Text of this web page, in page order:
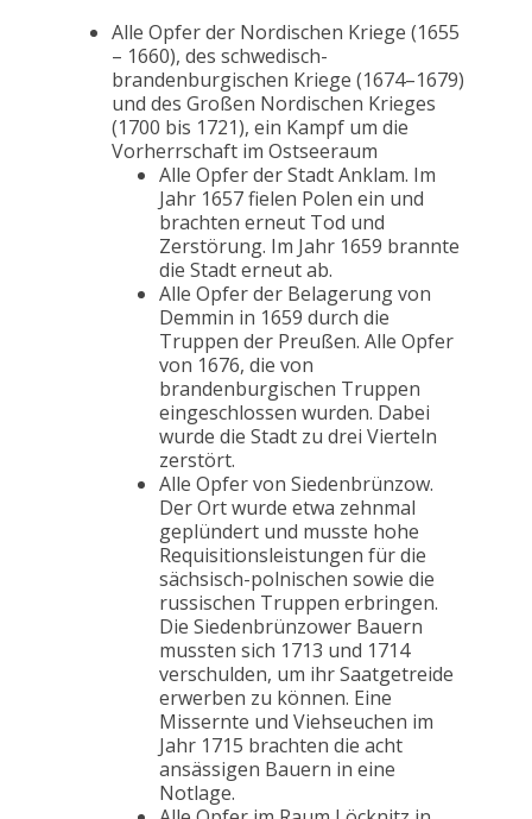
Alle Opfer der Nordischen Kriege (1655
– 1660), des schwedisch-
brandenburgischen Kriege (1674–1679)
und des Großen Nordischen Krieges
(1700 bis 1721), ein Kampf um die
Vorherrschaft im Ostseeraum
Alle Opfer der Stadt Anklam. Im
Jahr 1657 fielen Polen ein und
brachten erneut Tod und
Zerstörung. Im Jahr 1659 brannte
die Stadt erneut ab.
Alle Opfer der Belagerung von
Demmin in 1659 durch die
Truppen der Preußen. Alle Opfer
von 1676, die von
brandenburgischen Truppen
eingeschlossen wurden. Dabei
wurde die Stadt zu drei Vierteln
zerstört.
Alle Opfer von Siedenbrünzow.
Der Ort wurde etwa zehnmal
geplündert und musste hohe
Requisitionsleistungen für die
sächsisch-polnischen sowie die
russischen Truppen erbringen.
Die Siedenbrünzower Bauern
mussten sich 1713 und 1714
verschulden, um ihr Saatgetreide
erwerben zu können. Eine
Missernte und Viehseuchen im
Jahr 1715 brachten die acht
ansässigen Bauern in eine
Notlage.